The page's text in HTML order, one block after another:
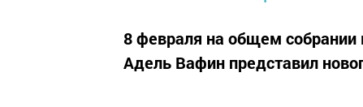
8 февраля на общем собрании
Адель Вафин представил